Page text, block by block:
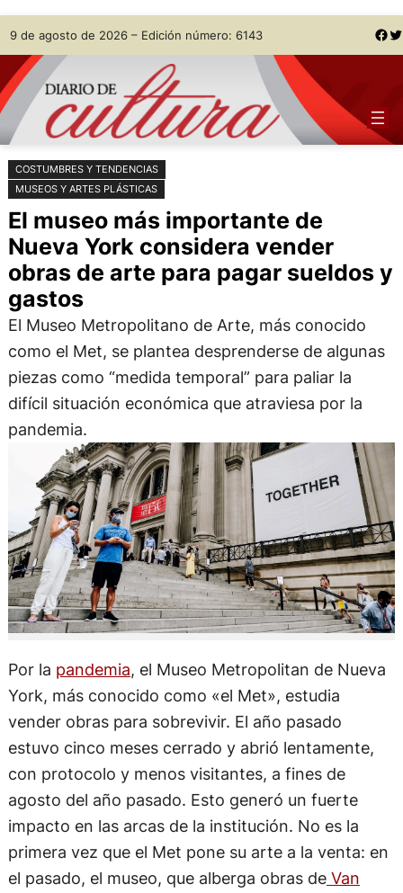
Saltar
al
contenido
Skip
to
content
9 de agosto de 2026 – Edición número: 6143 Facebook Twitter
COSTUMBRES Y TENDENCIAS
MUSEOS Y ARTES PLÁSTICAS
El museo más importante de
Nueva York considera vender
obras de arte para pagar sueldos y
gastos
El Museo Metropolitano de Arte, más conocido
como el Met, se plantea desprenderse de algunas
piezas como “medida temporal” para paliar la
difícil situación económica que atraviesa por la
pandemia.
Por la pandemia, el Museo Metropolitan de Nueva
York, más conocido como «el Met», estudia
vender obras para sobrevivir. El año pasado
estuvo cinco meses cerrado y abrió lentamente,
con protocolo y menos visitantes, a fines de
agosto del año pasado. Esto generó un fuerte
impacto en las arcas de la institución. No es la
primera vez que el Met pone su arte a la venta: en
el pasado, el museo, que alberga obras deVan